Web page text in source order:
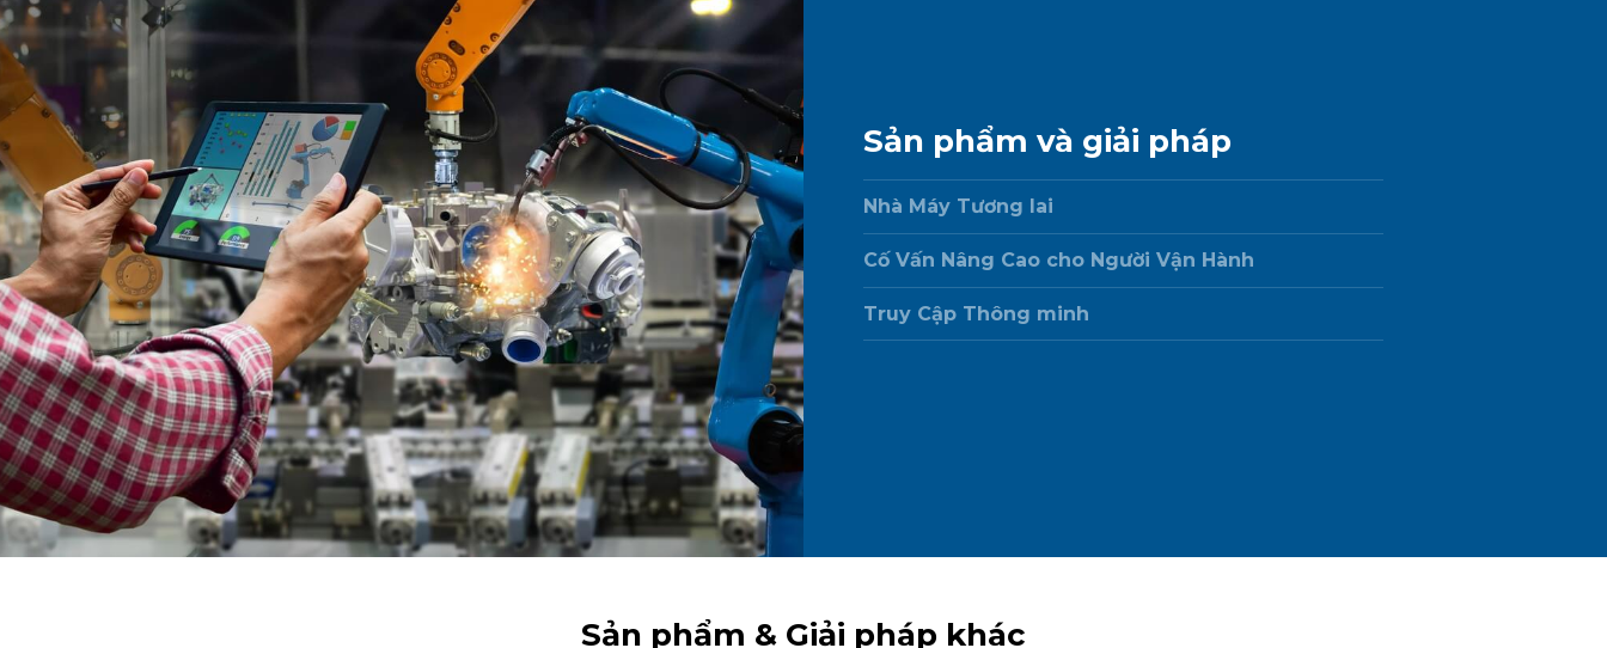
Sản phẩm và giải pháp
Nhà Máy Tương lai
Cố Vấn Nâng Cao cho Người Vận Hành
Truy Cập Thông minh
Sản phẩm & Giải pháp khác